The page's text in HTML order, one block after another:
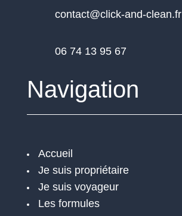
contact@click-and-clean.fr
06 74 13 95 67
Navigation
Accueil
Je suis propriétaire
Je suis voyageur
Les formules